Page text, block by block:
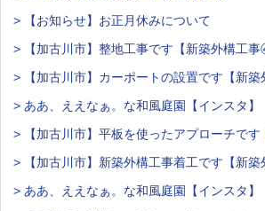
> 【お知らせ】お正月休みについて
> 【加古川市】整地工事です【新築外構工事
> 【加古川市】カーポートの設置です【新築
> ああ、ええなぁ。な和風庭園【インスタ】
> 【加古川市】平板を使ったアプローチです
> 【加古川市】新築外構工事着工です【新築
> ああ、ええなぁ。な和風庭園【インスタ】